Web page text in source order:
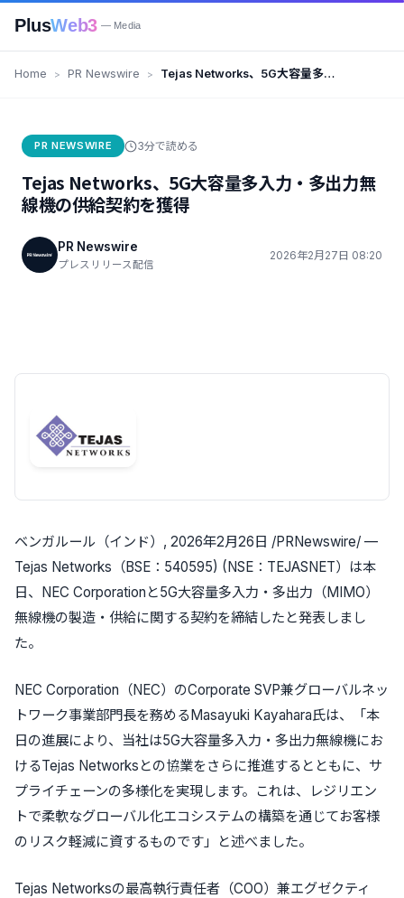
PlusWeb3 — Media
Home PR Newswire
Tejas Networks、5G大容量多入
PR NEWSWIRE 3分で読める
Tejas Networks、5G大容量多入力・多出力無
線機の供給契約を獲得
PR Newswire
プレスリリース配信
2026年2月27日 08:20
ベンガルール（インド） , 2026年2月26日 /PRNewswire/ —
Tejas Networks（BSE：540595) (NSE：TEJASNET）は本
日、NEC Corporationと5G大容量多入力・多出力（MIMO）
無線機の製造・供給に関する契約を締結したと発表しまし
た。
NEC Corporation（NEC）のCorporate SVP兼グローバルネッ
トワーク事業部門長を務めるMasayuki Kayahara氏は、「本
日の進展により、当社は5G大容量多入力・多出力無線機にお
けるTejas Networksとの協業をさらに推進するとともに、サ
プライチェーンの多様化を実現します。これは、レジリエン
トで柔軟なグローバル化エコシステムの構築を通じてお客様
のリスク軽減に資するものです」と述べました。
Tejas Networksの最高執行責任者（COO）兼エグゼクティ